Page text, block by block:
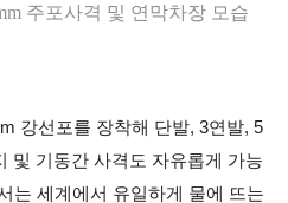
주포사격 및 연막차장 모습
강선포를 장착해 단발, 3연발, 5
및 기동간 사격도 자유롭게 가능
는 세계에서 유일하게 물에 뜨는